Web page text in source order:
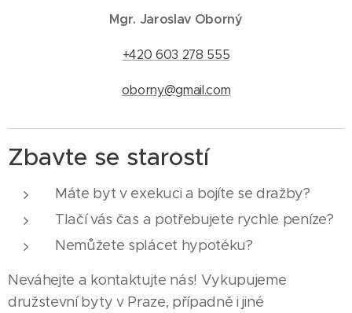
Mgr. Jaroslav Oborný
+420 603 278 555
oborny@gmail.com
Zbavte se starostí
Máte byt v exekuci a bojíte se dražby?
Tlačí vás čas a potřebujete rychle peníze?
Nemůžete splácet hypotéku?
Neváhejte a kontaktujte nás! Vykupujeme
družstevní byty v Praze, případně i jiné